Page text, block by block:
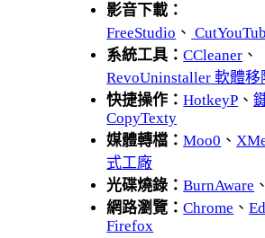
影音下載：
FreeStudio 、
系統工具：CCleaner 、
RevoUninstaller 軟體
快捷操作：HotkeyP 、
CopyTexty
媒體轉檔：Moo0 、
式工廠
光碟燒錄：BurnAware 、
網路瀏覽：Chrome 、
Firefox